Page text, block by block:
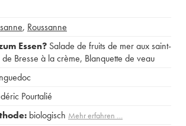
, Roussanne
Essen? Salade de fruits de mer aux saint-
de Bresse à la crème, Blanquette de veau
Pourtalié
biologisch Mehr erfahren …